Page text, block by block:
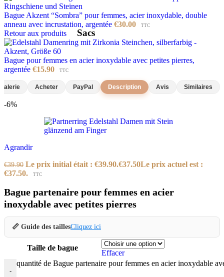
Sacs
Bague Akzent “Sombra” pour femmes, acier inoxydable, double
anneau avec incrustation, argentée €30.00 TTC
Retour aux produits
Bague pour femmes en acier inoxydable avec petites pierres,
argentée €15.90 TTC
Galerie Acheter PayPal Description Avis Similaires
-6%
Agrandir
€39.90 Le prix initial était : €39.90.€37.50Le prix actuel est :
€37.50.
TTC
Bague partenaire pour femmes en acier
inoxydable avec petites pierres
📏 Guide des taillesCliquez ici
Taille de bague
Effacer
-
quantité de Bague partenaire pour femmes en acier inoxydable